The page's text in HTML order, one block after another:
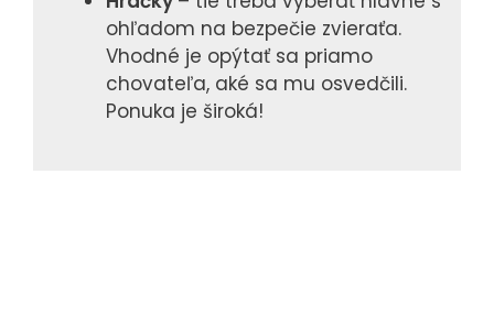
ohľadom na bezpečie zvieraťa.
Vhodné je opýtať sa priamo
chovateľa, aké sa mu osvedčili.
Ponuka je široká!